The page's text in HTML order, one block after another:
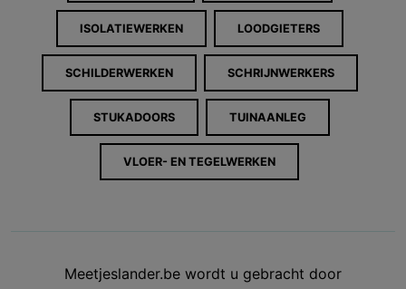
ISOLATIEWERKEN LOODGIETERS
SCHILDERWERKEN SCHRIJNWERKERS
STUKADOORS TUINAANLEG
VLOER- EN TEGELWERKEN
Meetjeslander.be wordt u gebracht door